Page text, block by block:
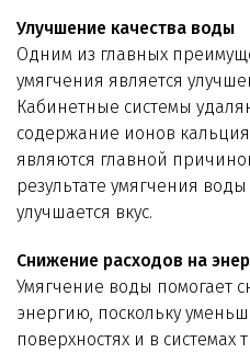
Улучшение качества воды
Одним из главных
умягчения является
Кабинетные системы
содержание ионов
являются главной
результате умягчения
улучшается вкус.
Снижение расходов на
Умягчение воды помогает
энергию, поскольку
поверхностях и в